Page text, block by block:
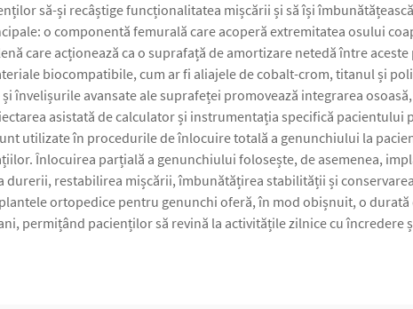
să-și recâștige funcționalitatea mișcării și să își
o componentă femurală care acoperă extremitatea osului
care acționează ca o suprafață de amortizare netedă între
biocompatibile, cum ar fi aliajele de cobalt-crom, titanul și
învelișurile avansate ale suprafeței promovează integrarea
asistată de calculator și instrumentația specifică pacientului
utilizate în procedurile de înlocuire totală a genunchiului la
Înlocuirea parțială a genunchiului folosește, de asemenea,
restabilirea mișcării, îmbunătățirea stabilității și
ortopedice pentru genunchi oferă, în mod obișnuit, o
permițând pacienților să revină la activitățile zilnice cu încredere